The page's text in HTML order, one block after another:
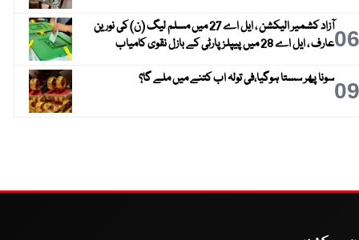
06
آزاد کشمیر الیکشن ، ایل اے 27 میں مسلم لیگ (ن) کی نورین
عارف ، ایل اے 28 میں پیپلز پارٹی کے بازل نقوی کامیاب
09سونا پھر سستا ہوگیا،فی تولہ اب کتنے میں ملے گا؟